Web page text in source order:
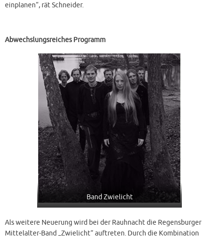
einplanen“, rät Schneider.
Abwechslungsreiches Programm
Band Zwielicht
Als weitere Neuerung wird bei der Rauhnacht die Regensburger
Mittelalter-Band „Zwielicht“ auftreten. Durch die Kombination